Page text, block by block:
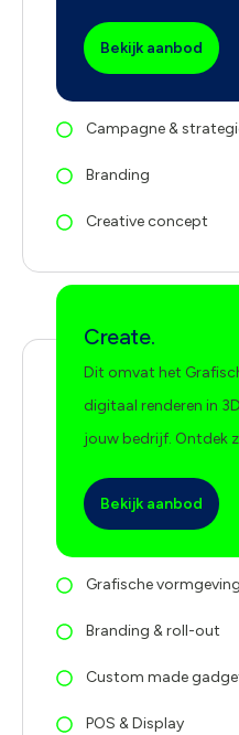
Bekijk aanbod
Campagne &
Branding
Creative concept
Create.
Dit omvat het
digitaal renderen in
jouw bedrijf. Ontdek
Bekijk aanbod
Grafische vormgeving
Branding & roll-out
Custom made
POS & Display